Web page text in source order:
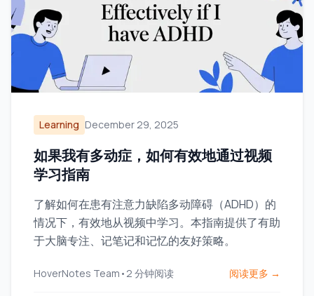
Learning December 29, 2025
如果我有多动症，如何有效地通过视频
学习指南
了解如何在患有注意力缺陷多动障碍（ADHD）的
情况下，有效地从视频中学习。本指南提供了有助
于大脑专注、记笔记和记忆的友好策略。
HoverNotes Team • 2 分钟阅读 阅读更多 →